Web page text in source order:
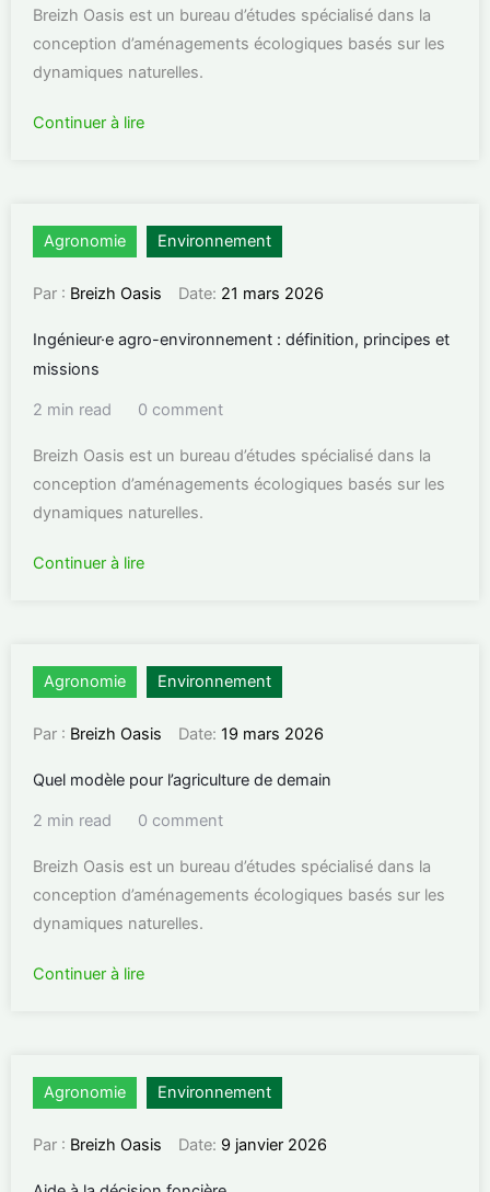
Breizh Oasis est un bureau d’études spécialisé dans la
conception d’aménagements écologiques basés sur les
dynamiques naturelles.
Continuer à lire
Agronomie Environnement
Par : Breizh Oasis Date: 21 mars 2026
Ingénieur·e agro-environnement : définition, principes et
missions
2 min read 0 comment
Breizh Oasis est un bureau d’études spécialisé dans la
conception d’aménagements écologiques basés sur les
dynamiques naturelles.
Continuer à lire
Agronomie Environnement
Par : Breizh Oasis Date: 19 mars 2026
Quel modèle pour l’agriculture de demain
2 min read 0 comment
Breizh Oasis est un bureau d’études spécialisé dans la
conception d’aménagements écologiques basés sur les
dynamiques naturelles.
Continuer à lire
Agronomie Environnement
Par : Breizh Oasis Date: 9 janvier 2026